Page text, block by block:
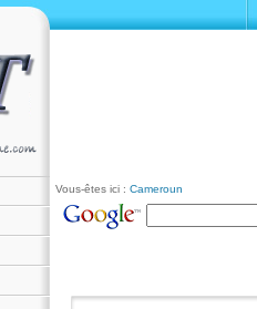
Vous-êtes ici : Cameroun